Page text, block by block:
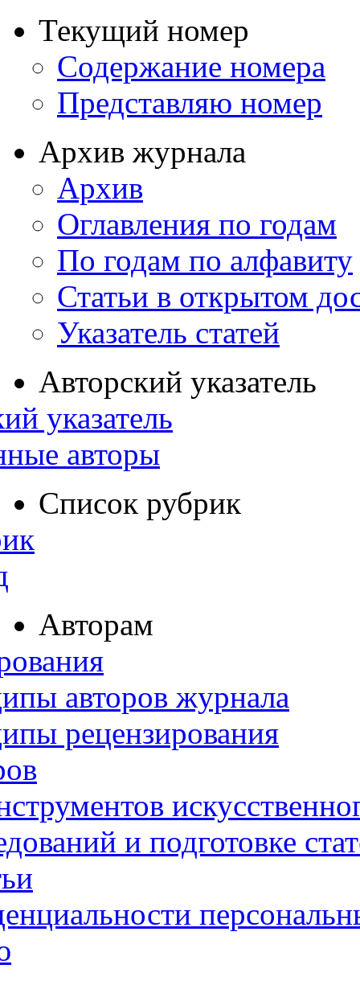
Текущий номер
Содержание номера
Представляю номер
Архив журнала
Архив
Оглавления по годам
По годам по алфавиту
Статьи в открытом
Указатель статей
Авторский указатель
указатель
авторы
Список рубрик
Авторам
авторов журнала
рецензирования
и подготовке